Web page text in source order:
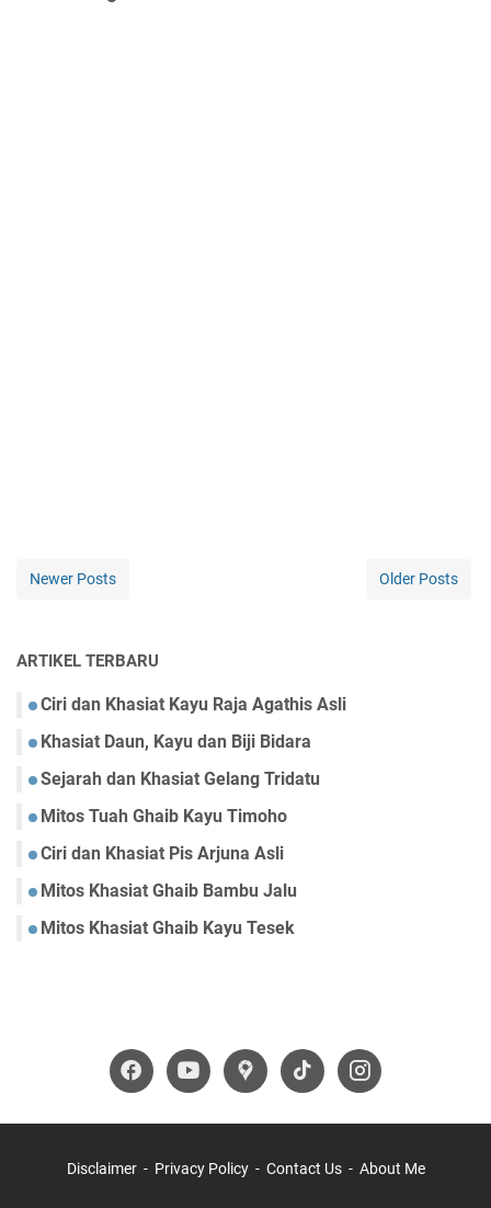
Newer Posts Older Posts
ARTIKEL TERBARU
Ciri dan Khasiat Kayu Raja Agathis Asli
Khasiat Daun, Kayu dan Biji Bidara
Sejarah dan Khasiat Gelang Tridatu
Mitos Tuah Ghaib Kayu Timoho
Ciri dan Khasiat Pis Arjuna Asli
Mitos Khasiat Ghaib Bambu Jalu
Mitos Khasiat Ghaib Kayu Tesek
Disclaimer Privacy Policy Contact Us About Me